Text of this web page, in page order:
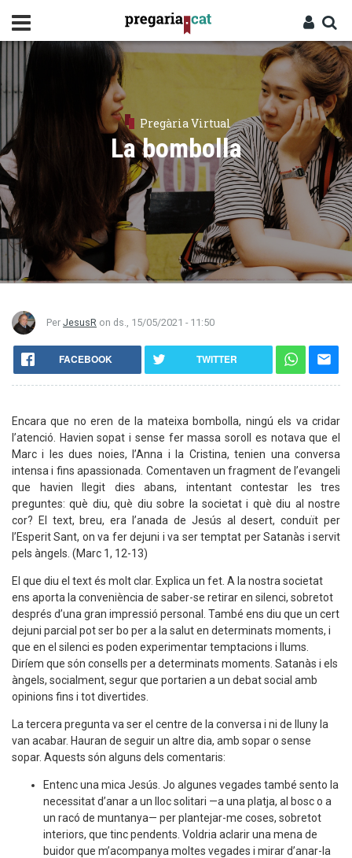
contingut
Entra
Cercador
Pregària Virtual
La bombolla
Per JesusR on ds., 15/05/2021 - 11:50
FACEBOOK TWITTER
Encara que no eren de la mateixa bombolla, ningú els va cridar
l’atenció. Havien sopat i sense fer massa soroll es notava que el
Marc i les dues noies, l’Anna i la Cristina, tenien una conversa
intensa i fins apassionada. Comentaven un fragment de l’evangeli
que havien llegit dies abans, intentant contestar les tres
preguntes: què diu, què diu sobre la societat i què diu al nostre
cor? El text, breu, era l’anada de Jesús al desert, conduït per
l’Esperit Sant, on va fer dejuni i va ser temptat per Satanàs i servit
pels àngels. (Marc 1, 12-13)
El que diu el text és molt clar. Explica un fet. A la nostra societat
ens aporta la conveniència de saber-se retirar en silenci, sobretot
després d’una gran impressió personal. També ens diu que un cert
dejuni parcial pot ser bo per a la salut en determinats moments, i
que en el silenci es poden experimentar temptacions i llums.
Diríem que són consells per a determinats moments. Satanàs i els
àngels, socialment, segur que portarien a un debat social amb
opinions fins i tot divertides.
La tercera pregunta va ser el centre de la conversa i ni de lluny la
van acabar. Hauran de seguir un altre dia, amb sopar o sense
sopar. Aquests són alguns dels comentaris:
Entenc una mica Jesús. Jo algunes vegades també sento la
necessitat d’anar a un lloc solitari —a una platja, al bosc o a
un racó de muntanya— per plantejar-me coses, sobretot
interiors, que tinc pendents. Voldria aclarir una mena de
buidor que m’acompanya moltes vegades i mirar d’anar-la